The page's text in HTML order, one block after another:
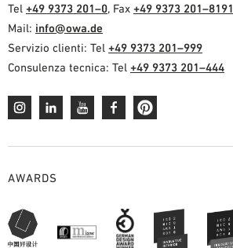
Tel +49 9373 201–0, Fax +49 9373 201–8191
Mail: info@owa.de
Servizio clienti: Tel +49 9373 201–999
Consulenza tecnica: Tel +49 9373 201–444
AWARDS